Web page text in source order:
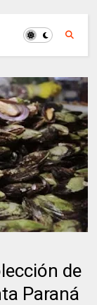
de
Paraná